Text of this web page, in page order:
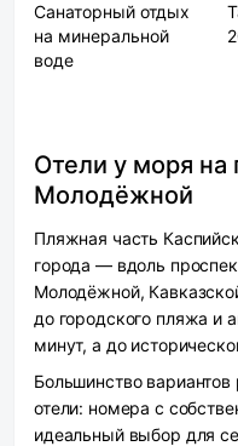
Санаторный отдых
на минеральной
воде
Отели у моря на
Молодёжной
Пляжная часть
города — вдоль
Молодёжной,
до городского пляжа и
минут, а до
Большинство
отели: номера с
идеальный выбор для